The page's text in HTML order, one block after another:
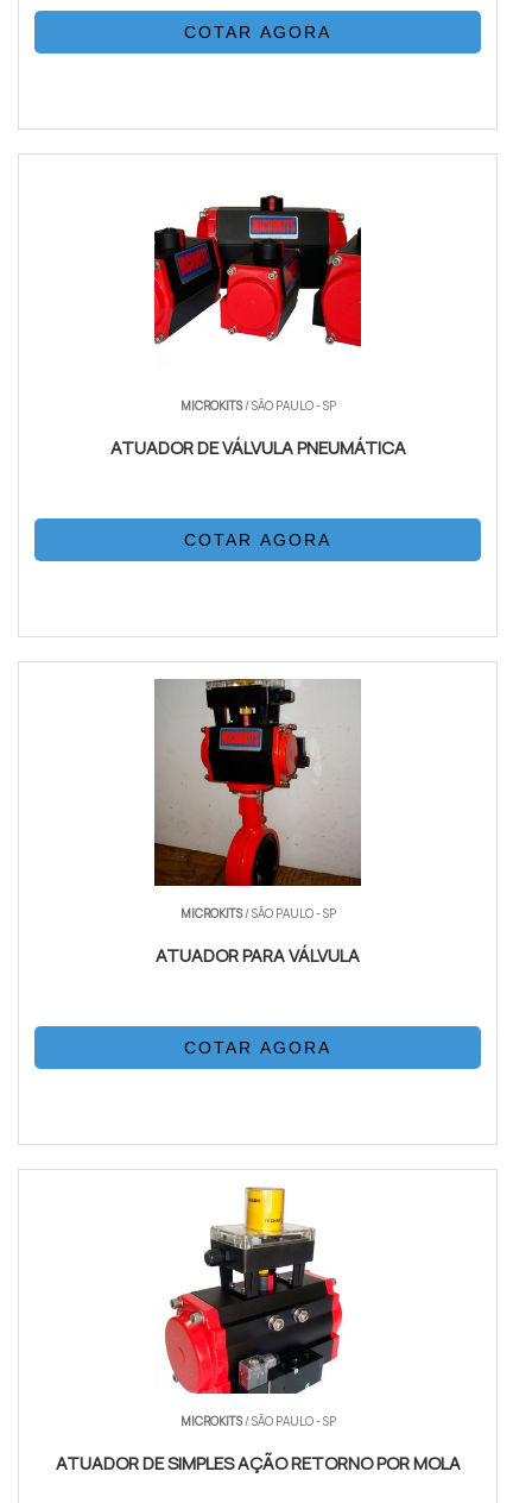
COTAR AGORA
MICROKITS/ SÃO PAULO - SP
ATUADOR DE VÁLVULA PNEUMÁTICA
COTAR AGORA
MICROKITS/ SÃO PAULO - SP
ATUADOR PARA VÁLVULA
COTAR AGORA
MICROKITS/ SÃO PAULO - SP
ATUADOR DE SIMPLES AÇÃO RETORNO POR MOLA